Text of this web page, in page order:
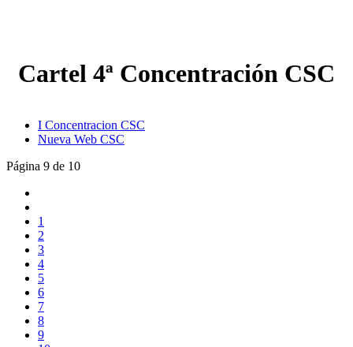
Cartel 4ª Concentración CSC
I Concentracion CSC
Nueva Web CSC
Página 9 de 10
1
2
3
4
5
6
7
8
9